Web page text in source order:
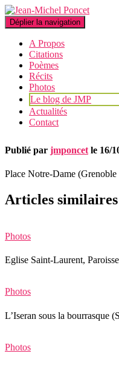
Déplier la navigation
A Propos
Citations
Poèmes
Récits
Photos
Le blog de JMP
Actualités
Contact
Publié par jmponcet le 16/
Place Notre-Dame (Grenoble
Articles similaires
Photos
Eglise Saint-Laurent,
Photos
L’Iseran sous la bourrasque
Photos